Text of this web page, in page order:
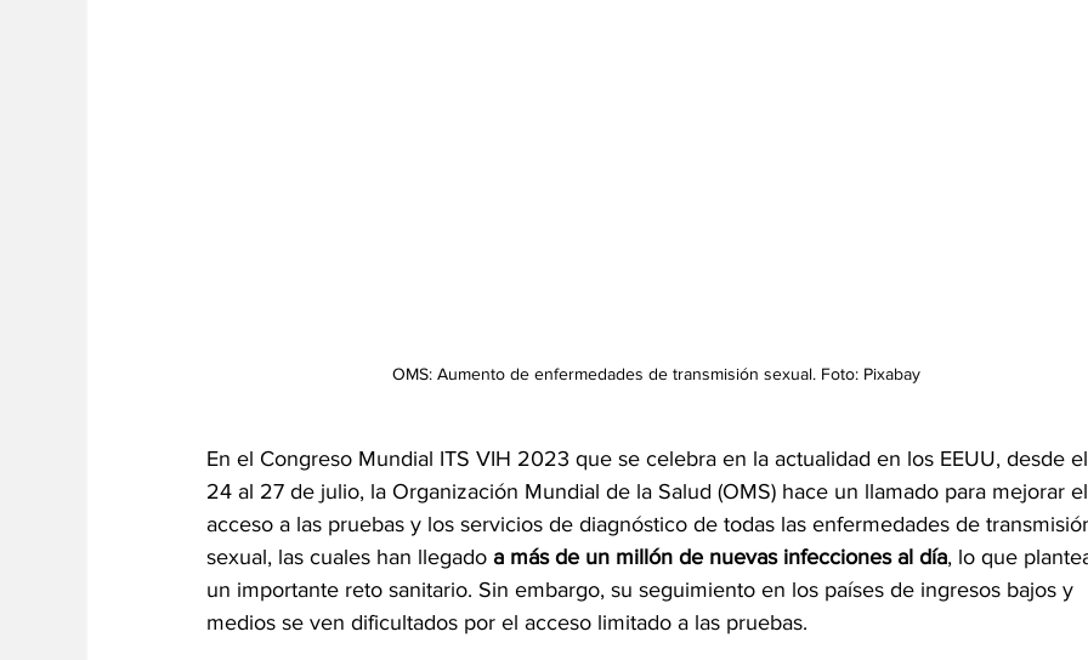
OMS: Aumento de enfermedades de transmisión sexual. Foto: Pixabay
En el Congreso Mundial ITS VIH 2023 que se celebra en la actualidad en los EEUU, desde el
24 al 27 de julio, la Organización Mundial de la Salud (OMS) hace un llamado para mejorar el
acceso a las pruebas y los servicios de diagnóstico de todas las enfermedades de
sexual, las cuales han llegado a más de un millón de nuevas infecciones al día, lo que
un importante reto sanitario. Sin embargo, su seguimiento en los países de ingresos bajos y
medios se ven dificultados por el acceso limitado a las pruebas.